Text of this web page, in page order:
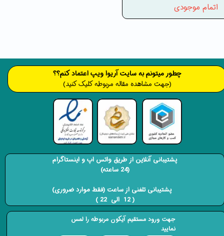
اتمام موجودی
​​​چطور میتونم به سایت آریوا ویپ اعتماد کنم؟؟
(جهت مشاهده مقاله مربوطه کلیک کنید)
پشتیبانی آنلاین از طریق واتس اپ و اینستاگرام
(24 ساعته)
​​​​​​​ پشتیبانی تلفنی از ساعت (فقط موارد ضروری)
( 12 الی 22 ) ​​​​​​​
جهت ورود مستقیم آیکون مربوطه را لمس
نمایید